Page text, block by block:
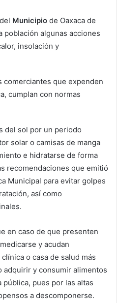
Municipio de Oaxaca de
población algunas acciones
insolación y
comerciantes que expenden
cumplan con normas
del sol por un periodo
solar o camisas de manga
e hidratarse de forma
recomendaciones que emitió
Municipal para evitar golpes
así como
en caso de que presenten
y acudan
o casa de salud más
y consumir alimentos
pues por las altas
a descomponerse.